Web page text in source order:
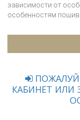
зависимости от
особенностям
КАБИНЕТ ИЛИ